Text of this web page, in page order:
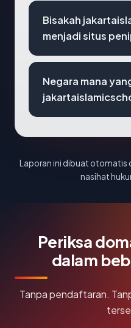
Bisakah
menjadi situs
Negara mana
Laporan ini dibuat otomatis
nasihat
Periksa
dalam
Tanpa pendaftaran.